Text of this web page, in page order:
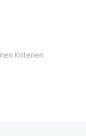
Kriterien